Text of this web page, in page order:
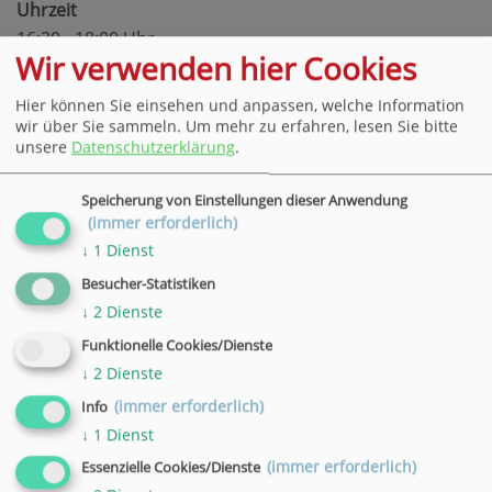
Uhrzeit
16:30 - 18:00 Uhr
Ort
90
Datum
28.10.2026
Uhrzeit
16:30 - 18:00 Uhr
Ort
VHS, Hann. Münden, Wilhelmshäuser Straße
Datum
04.11.2026
Uhrzeit
16:30 - 18:00 Uhr
Ort
Wir verwenden hier Cookies
Hier können Sie einsehen und anpassen, welche Information
wir über Sie sammeln. Um mehr zu erfahren, lesen Sie bitte
unsere Datenschutzerklärung.
Speicherung von Einstellungen dieser Anwendung
(immer erforderlich)
↓ 1 Dienst
Besucher-Statistiken
↓ 2 Dienste
Funktionelle Cookies/Dienste
↓ 2 Dienste
Info (immer erforderlich)
↓ 1 Dienst
Essenzielle Cookies/Dienste (immer erforderlich)